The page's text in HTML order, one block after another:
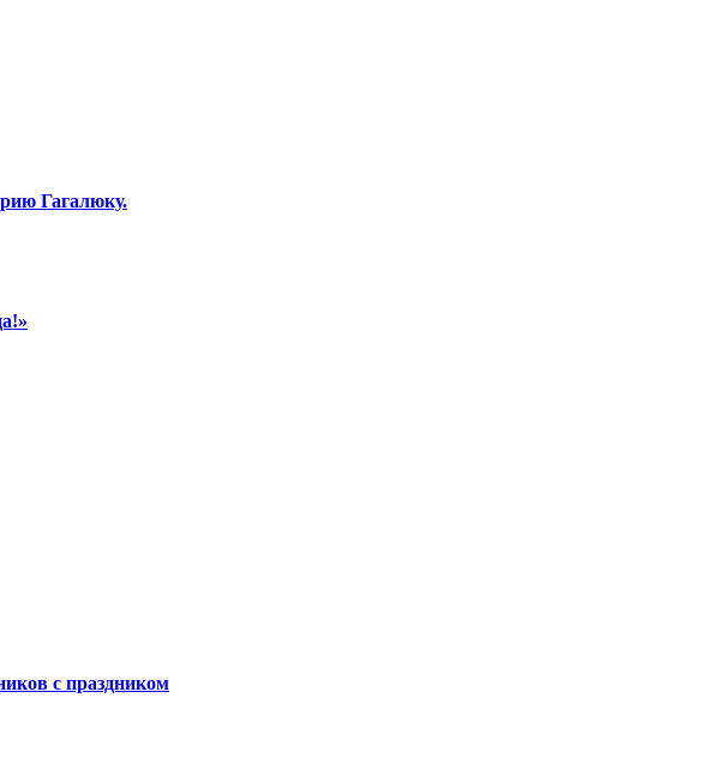
Гагалюку.
с праздником